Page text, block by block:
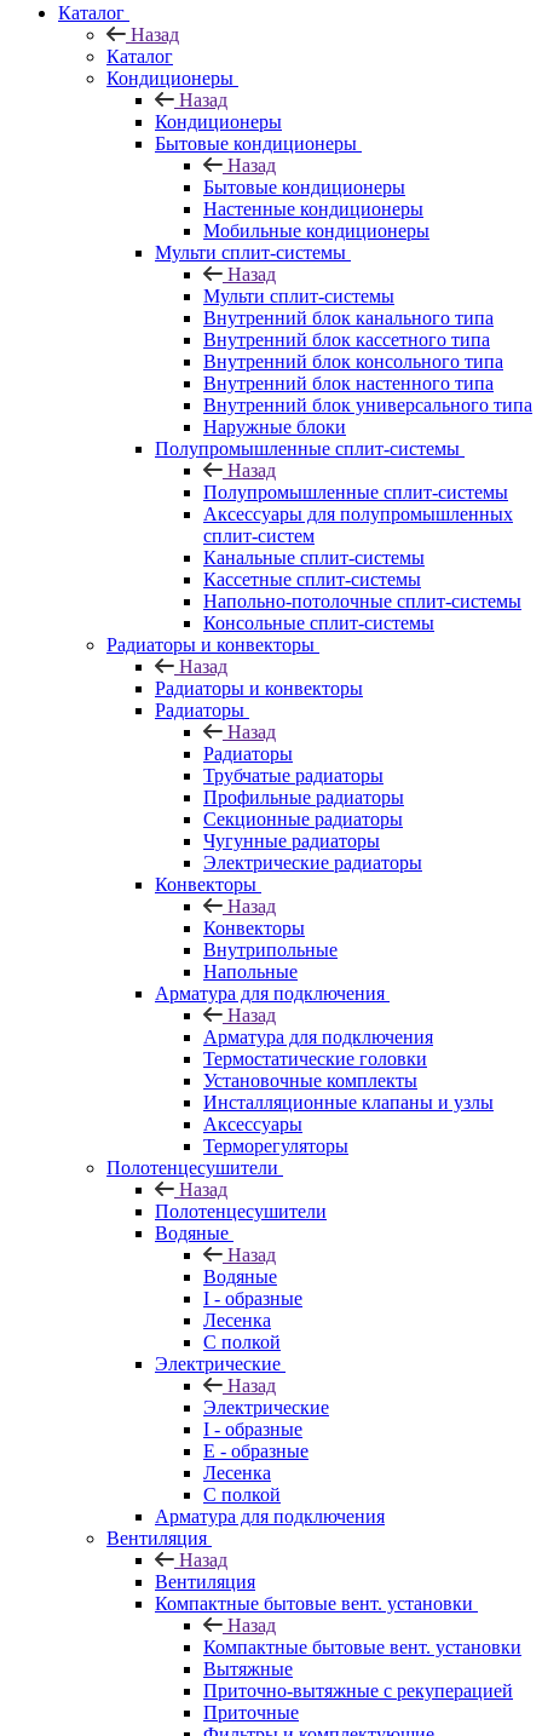
Каталог
Назад
Каталог
Кондиционеры
Назад
Кондиционеры
Бытовые кондиционеры
Назад
Бытовые кондиционеры
Настенные кондиционеры
Мобильные кондиционеры
Мульти сплит-системы
Назад
Мульти сплит-системы
Внутренний блок канального типа
Внутренний блок кассетного типа
Внутренний блок консольного типа
Внутренний блок настенного типа
Внутренний блок универсального типа
Наружные блоки
Полупромышленные сплит-системы
Назад
Полупромышленные сплит-системы
Аксессуары для полупромышленных
сплит-систем
Канальные сплит-системы
Кассетные сплит-системы
Напольно-потолочные сплит-системы
Консольные сплит-системы
Радиаторы и конвекторы
Назад
Радиаторы и конвекторы
Радиаторы
Назад
Радиаторы
Трубчатые радиаторы
Профильные радиаторы
Секционные радиаторы
Чугунные радиаторы
Электрические радиаторы
Конвекторы
Назад
Конвекторы
Внутрипольные
Напольные
Арматура для подключения
Назад
Арматура для подключения
Термостатические головки
Установочные комплекты
Инсталляционные клапаны и узлы
Аксессуары
Терморегуляторы
Полотенцесушители
Назад
Полотенцесушители
Водяные
Назад
Водяные
I - образные
Лесенка
С полкой
Электрические
Назад
Электрические
I - образные
E - образные
Лесенка
С полкой
Арматура для подключения
Вентиляция
Назад
Вентиляция
Компактные бытовые вент. установки
Назад
Компактные бытовые вент. установки
Вытяжные
Приточно-вытяжные с рекуперацией
Приточные